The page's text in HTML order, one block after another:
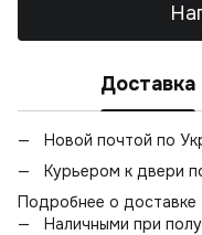
Доставка
Новой почтой по
Курьером к двери
Подробнее о доставке
Наличными при